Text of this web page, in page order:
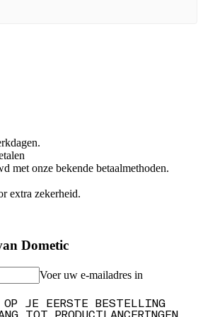
met onze bekende betaalmethoden.
extra zekerheid.
Dometic
Voer uw e-mailadres in
OP JE EERSTE BESTELLING